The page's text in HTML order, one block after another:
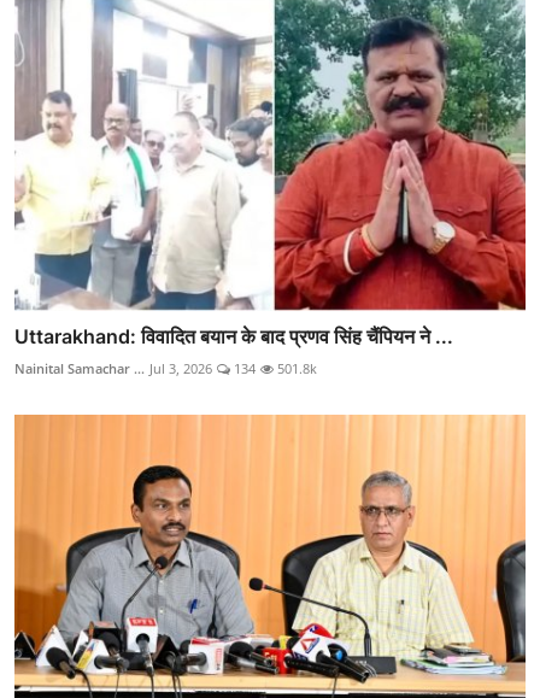
Uttarakhand: विवादित बयान के बाद प्रणव सिंह चैंपियन ने ...
Nainital Samachar ... Jul 3, 2026 134 501.8k